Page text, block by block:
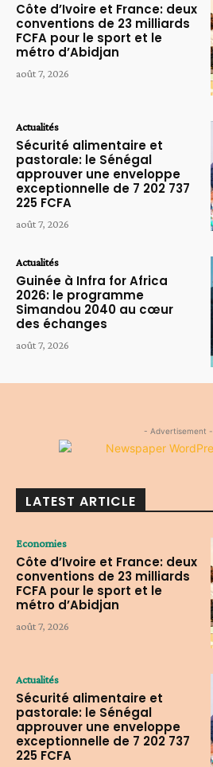
Côte d’Ivoire et France: deux
conventions de 23 milliards
FCFA pour le sport et le
métro d’Abidjan
août 7, 2026
Actualités
Sécurité alimentaire et
pastorale: le Sénégal
approuver une enveloppe
exceptionnelle de 7 202 737
225 FCFA
août 7, 2026
Actualités
Guinée à Infra for Africa
2026: le programme
Simandou 2040 au cœur
des échanges
août 7, 2026
- Advertisement -
LATEST ARTICLE
Economies
Côte d’Ivoire et France: deux
conventions de 23 milliards
FCFA pour le sport et le
métro d’Abidjan
août 7, 2026
Actualités
Sécurité alimentaire et
pastorale: le Sénégal
approuver une enveloppe
exceptionnelle de 7 202 737
225 FCFA